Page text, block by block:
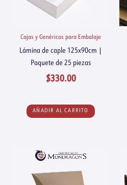
Cajas y Genéricos para Embalaje
Lámina de caple 125x90cm |
Paquete de 25 piezas
$330.00
AÑADIR AL CARRITO